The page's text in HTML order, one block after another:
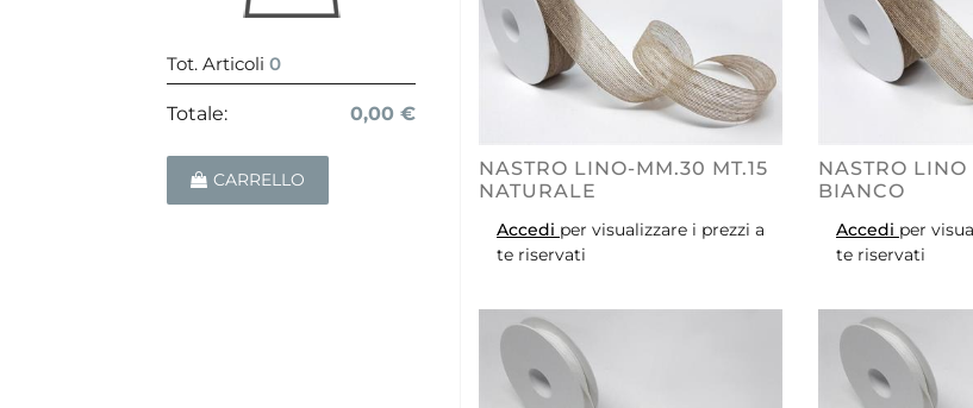
Tot. Articoli 0
Totale: 0,00 €
CARRELLO
NASTRO LINO-MM.30 MT.15
NATURALE
Accedi per visualizzare i prezzi a
te riservati
NASTRO LINO
BIANCO
Accedi per
te riservati